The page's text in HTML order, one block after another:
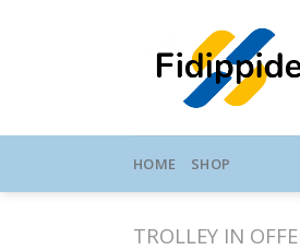
HOME SHOP
TROLLEY IN